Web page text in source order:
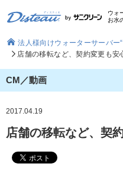
ウォ
お水
法人様向けウォーターサーバー
店舗の移転など、契約変更も安
CM／動画
2017.04.19
店舗の移転など、契